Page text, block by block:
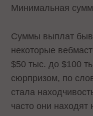
Минимальная
Суммы выплат
некоторые
$50 тыс. до $100
сюрпризом, по
стала
часто они